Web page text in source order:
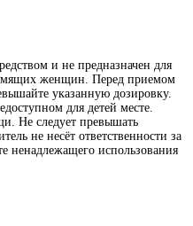
и не предназначен для
женщин. Перед приемом
указанную дозировку.
для детей месте.
Не следует превышать
не несёт ответственности за
ненадлежащего использования